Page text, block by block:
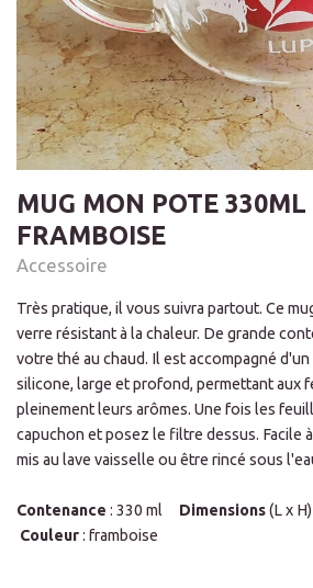
MUG MON POTE 330ML
FRAMBOISE
Accessoire
Très pratique, il vous suivra partout. Ce
verre résistant à la chaleur. De grande
votre thé au chaud. Il est accompagné
silicone, large et profond, permettant aux
pleinement leurs arômes. Une fois les
capuchon et posez le filtre dessus. Facile
mis au lave vaisselle ou être rincé sous
Contenance : 330 ml Dimensions(L x
Couleur: framboise